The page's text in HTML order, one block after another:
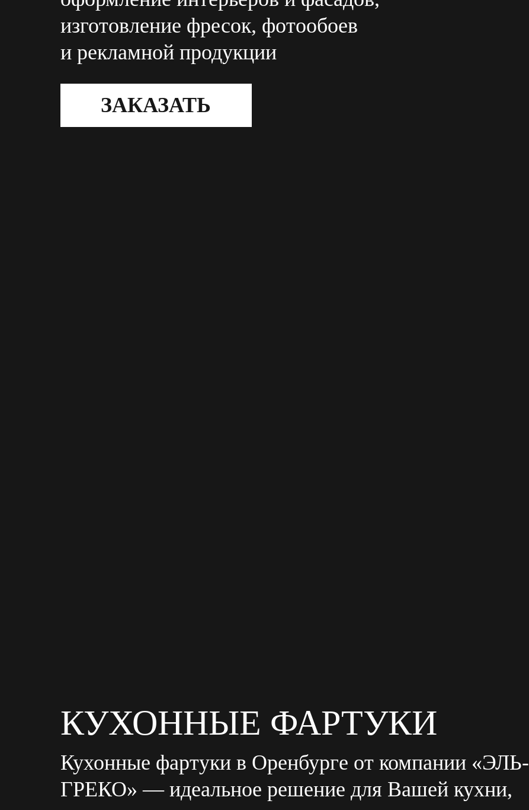
изготовление фресок, фотообоев
и рекламной продукции
ЗАКАЗАТЬ
КУХОННЫЕ ФАРТУКИ
Кухонные фартуки в Оренбурге от компании «ЭЛЬ-
ГРЕКО» — идеальное решение для Вашей кухни,